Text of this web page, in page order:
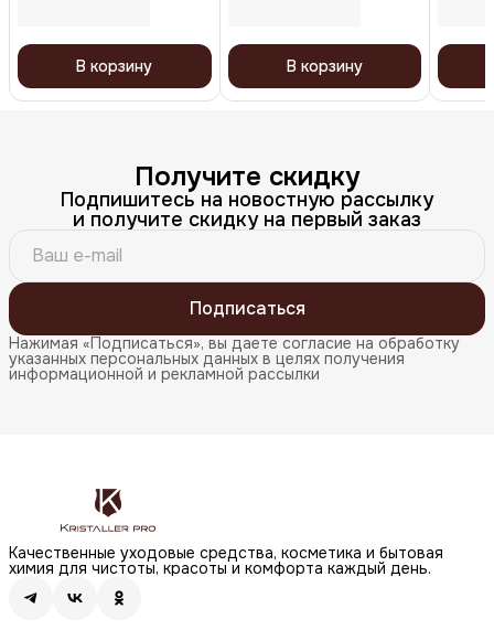
В корзину В корзину
Получите скидку
Подпишитесь на новостную рассылку
и получите скидку на первый заказ
Подписаться
Нажимая «Подписаться», вы даете согласие на обработку
указанных персональных данных в целях получения
информационной и рекламной рассылки
Качественные уходовые средства, косметика и бытовая
химия для чистоты, красоты и комфорта каждый день.